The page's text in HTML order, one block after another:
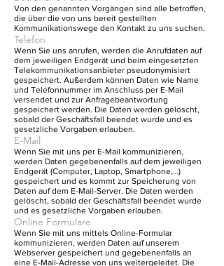
Von den genannten Vorgängen sind alle betroffen,
die über die von uns bereit gestellten
Kommunikationswege den Kontakt zu uns suchen.
Telefon
Wenn Sie uns anrufen, werden die Anrufdaten auf
dem jeweiligen Endgerät und beim eingesetzten
Telekommunikationsanbieter pseudonymisiert
gespeichert. Außerdem können Daten wie Name
und Telefonnummer im Anschluss per E-Mail
versendet und zur Anfragebeantwortung
gespeichert werden. Die Daten werden gelöscht,
sobald der Geschäftsfall beendet wurde und es
gesetzliche Vorgaben erlauben.
E-Mail
Wenn Sie mit uns per E-Mail kommunizieren,
werden Daten gegebenenfalls auf dem jeweiligen
Endgerät (Computer, Laptop, Smartphone,…)
gespeichert und es kommt zur Speicherung von
Daten auf dem E-Mail-Server. Die Daten werden
gelöscht, sobald der Geschäftsfall beendet wurde
und es gesetzliche Vorgaben erlauben.
Online Formulare
Wenn Sie mit uns mittels Online-Formular
kommunizieren, werden Daten auf unserem
Webserver gespeichert und gegebenenfalls an
eine E-Mail-Adresse von uns weitergeleitet. Die